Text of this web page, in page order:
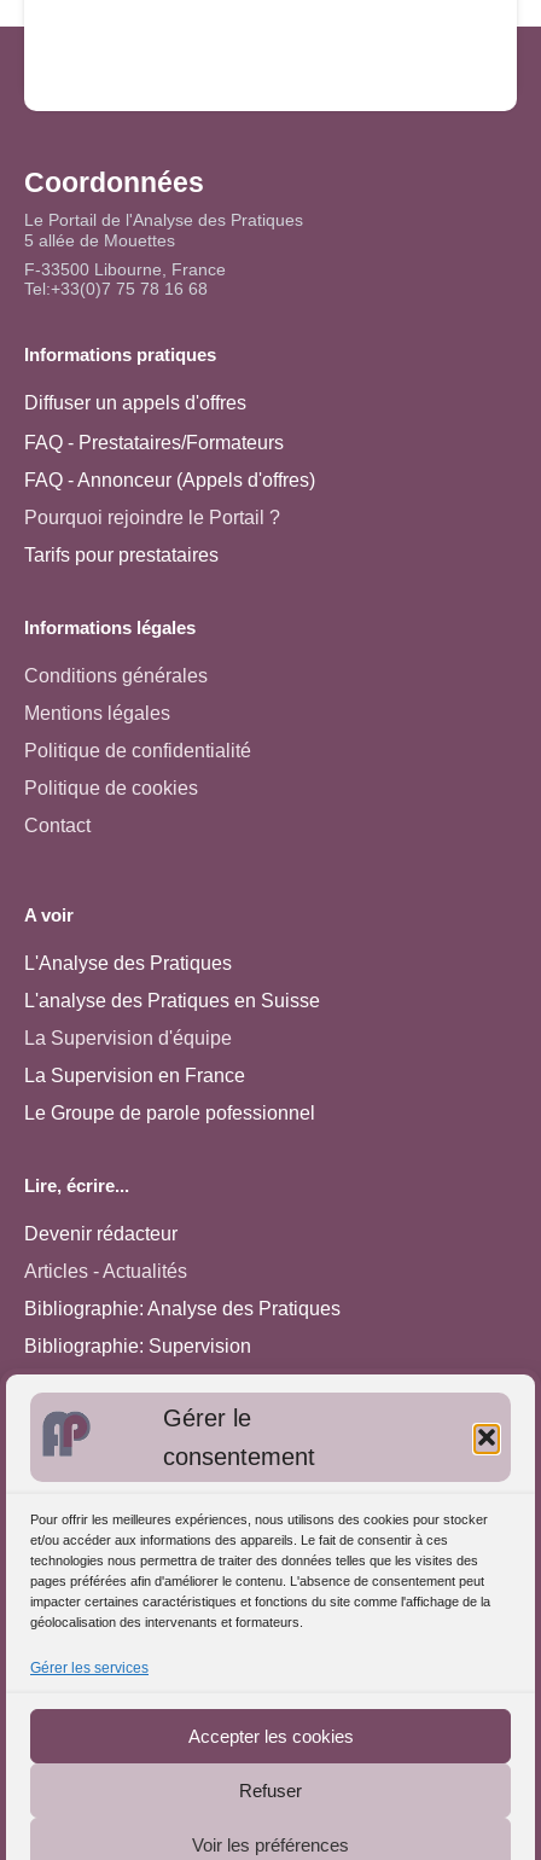
Gérer le
consentement
Pour offrir les meilleures expériences, nous utilisons des cookies pour stocker
et/ou accéder aux informations des appareils. Le fait de consentir à ces
technologies nous permettra de traiter des données telles que les visites des
pages préférées afin d'améliorer le contenu. L'absence de consentement peut
impacter certaines caractéristiques et fonctions du site comme l'affichage de la
géolocalisation des intervenants et formateurs.
Gérer les services
Accepter les cookies
Refuser
Voir les préférences
Coordonnées
Le Portail de l'Analyse des Pratiques
5 allée de Mouettes
F-33500 Libourne, France
Tel:+33(0)7 75 78 16 68
Informations pratiques
Diffuser un appels d'offres
FAQ - Prestataires/Formateurs
FAQ - Annonceur (Appels d'offres)
Pourquoi rejoindre le Portail ?
Tarifs pour prestataires
Informations légales
Conditions générales
Mentions légales
Politique de confidentialité
Politique de cookies
Contact
A voir
L'Analyse des Pratiques
L'analyse des Pratiques en Suisse
La Supervision d'équipe
La Supervision en France
Le Groupe de parole pofessionnel
Lire, écrire...
Devenir rédacteur
Articles - Actualités
Bibliographie: Analyse des Pratiques
Bibliographie: Supervision
Approches de l'Analyse des pratiques
S'inscrire dans l'Annuaire
Publiez vos formations
Charte déontologique
Le Portail de l'Analyse des Pratiques © 2025 - Tous droits